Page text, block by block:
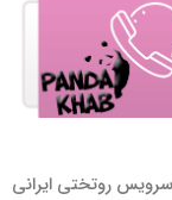
روتختی ایرانی